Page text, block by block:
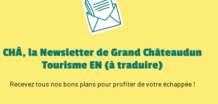
CHÂ, la Newsletter de Grand Châteaudun
Tourisme EN (à traduire)
Recevez tous nos bons plans pour profiter de votre échappée !